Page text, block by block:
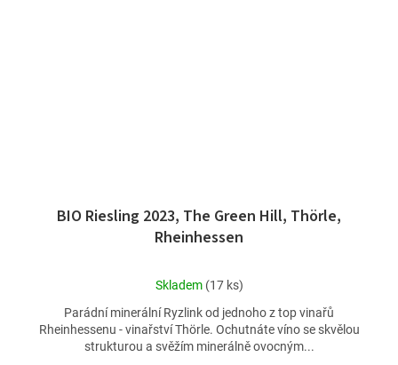
BIO Riesling 2023, The Green Hill, Thörle,
Rheinhessen
Průměrné
produktu
je
4,5
Skladem (17 ks)
Parádní minerální Ryzlink od jednoho z top vinařů
Rheinhessenu - vinařství Thörle. Ochutnáte víno se skvělou
strukturou a svěžím minerálně ovocným...